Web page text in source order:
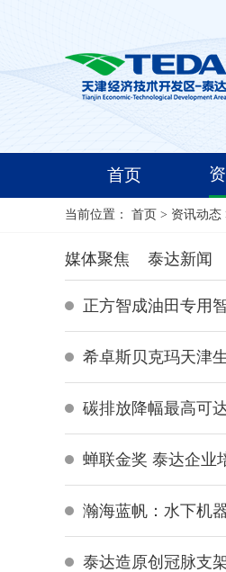
首页
当前位置： 首页 > 资讯动态
媒体聚焦 泰达新闻
正方智成油田专用
希卓斯贝克玛天津
碳排放降幅最高可
蝉联金奖 泰达企业
瀚海蓝帆：水下机
泰达造原创冠脉支